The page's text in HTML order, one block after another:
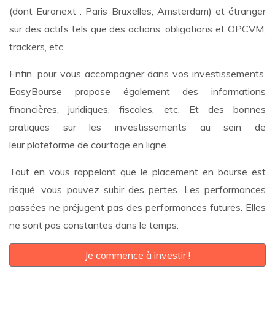
(dont Euronext : Paris Bruxelles, Amsterdam) et étranger
sur des actifs tels que des actions, obligations et OPCVM,
trackers, etc…
Enfin, pour vous accompagner dans vos investissements,
EasyBourse propose également des informations
financières, juridiques, fiscales, etc. Et des bonnes
pratiques sur les investissements au sein de
leur plateforme de courtage en ligne.
Tout en vous rappelant que le placement en bourse est
risqué, vous pouvez subir des pertes. Les performances
passées ne préjugent pas des performances futures. Elles
ne sont pas constantes dans le temps.
Je commence à investir !